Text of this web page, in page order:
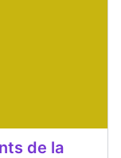
de la